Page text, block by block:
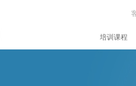
培训课程